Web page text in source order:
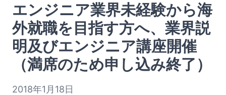
エンジニア業界未経験から海
外就職を目指す方へ、業界説
明及びエンジニア講座開催
（満席のため申し込み終了）
2018年1月18日